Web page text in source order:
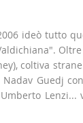
ideò tutto
coltiva
Nadav Guedj